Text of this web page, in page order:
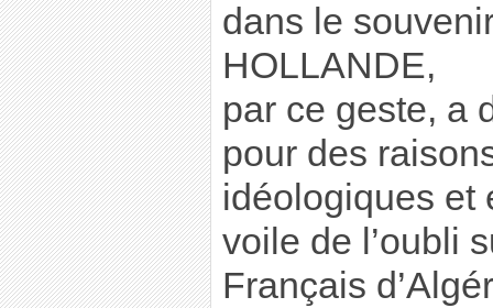
dans le
HOLLANDE,
par ce geste, a
pour des
idéologiques et
voile de l’oubli
Français